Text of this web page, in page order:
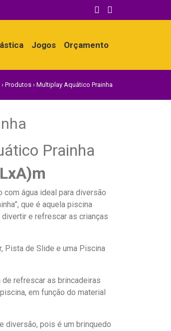
Jogos Orçamento
› Produtos › Multiplay Aquático Prainha
Prainha
com água ideal para diversão
que é aquela piscina
e refrescar as crianças
Pista de Slide e uma Piscina
de refrescar as brincadeiras
em função do material
diversão, pois é um brinquedo